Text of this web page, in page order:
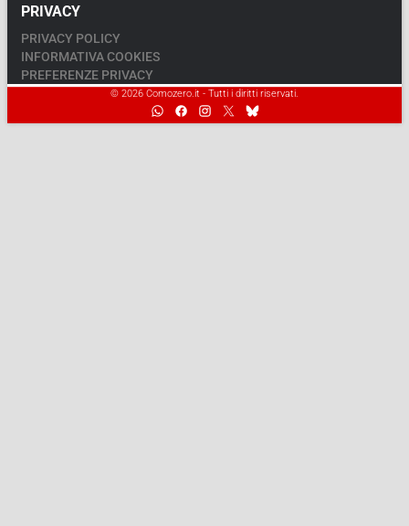
PRIVACY
PRIVACY POLICY
INFORMATIVA COOKIES
PREFERENZE PRIVACY
© 2026 Comozero.it - Tutti i diritti riservati.